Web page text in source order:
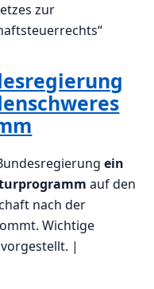
zur
ein
auf den
nach der
Wichtige
|